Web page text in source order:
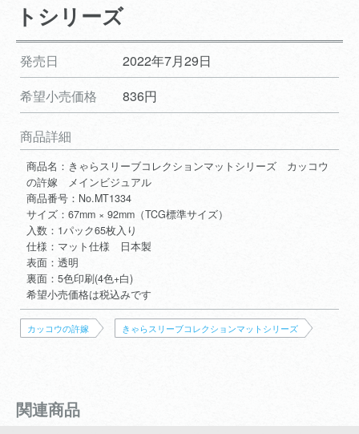
トシリーズ
発売日
2022年7月29日
希望小売価格
836円
商品詳細
商品名：きゃらスリーブコレクションマットシリーズ カッコウ
の許嫁 メインビジュアル
商品番号：No.MT1334
サイズ：67mm × 92mm（TCG標準サイズ）
入数：1パック65枚入り
仕様：マット仕様 日本製
表面：透明
裏面：5色印刷(4色+白)
希望小売価格は税込みです
カッコウの許嫁 きゃらスリーブコレクションマットシリーズ
関連商品